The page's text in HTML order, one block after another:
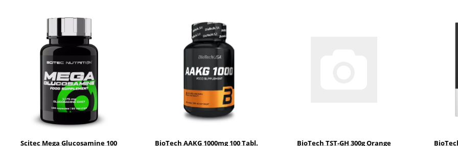
Scitec Mega Glucosamine 100
BioTech AAKG 1000mg 100 Tabl. BioTech TST-GH 300g Orange